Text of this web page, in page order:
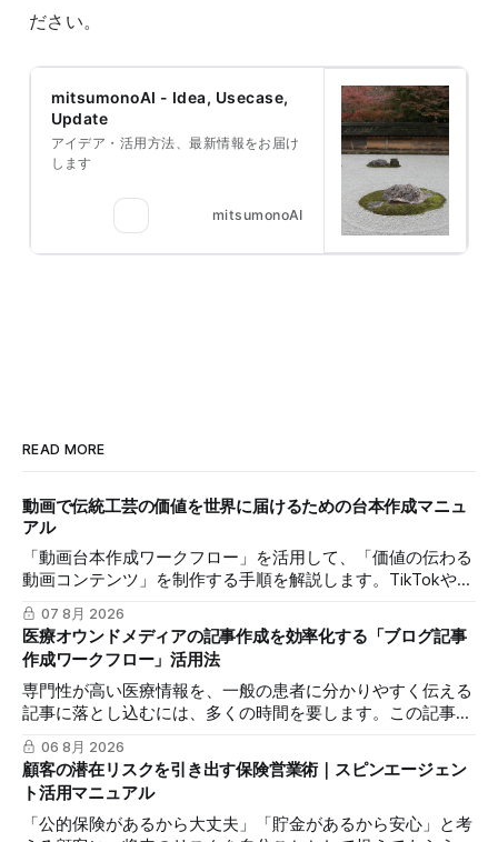
ださい。
mitsumonoAI - Idea, Usecase,
Update
アイデア・活用方法、最新情報をお届け
します
mitsumonoAI
READ MORE
動画で伝統工芸の価値を世界に届けるための台本作成マニュ
アル
「動画台本作成ワークフロー」を活用して、「価値の伝わる
動画コンテンツ」を制作する手順を解説します。TikTokや
Instagramリールを通じた、国内若年層および海外市場への
効果的な発信を支援します。
07 8月 2026
医療オウンドメディアの記事作成を効率化する「ブログ記事
作成ワークフロー」活用法
専門性が高い医療情報を、一般の患者に分かりやすく伝える
記事に落とし込むには、多くの時間を要します。この記事で
は、mitsumonoAIの「ブログ記事作成ワークフロー」を活用
し、SEOに配慮した質の高いブログ記事を効率的に作成し、
発信力を最大化する方法を解説します。
06 8月 2026
顧客の潜在リスクを引き出す保険営業術｜スピンエージェン
ト活用マニュアル
「公的保険があるから大丈夫」「貯金があるから安心」と考